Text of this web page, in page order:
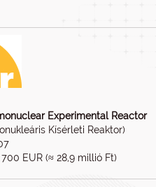
Experimental Reactor
Kísérleti Reaktor)
700 EUR (≈ 28,9 millió Ft)